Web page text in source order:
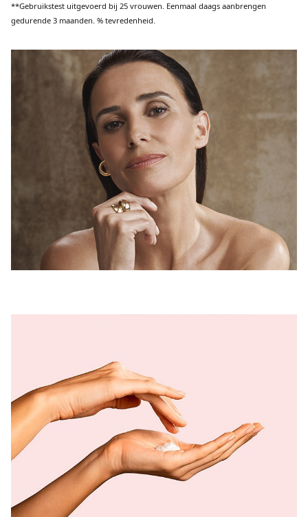
**Gebruikstest uitgevoerd bij 25 vrouwen. Eenmaal daags aanbrengen
gedurende 3 maanden. % tevredenheid.